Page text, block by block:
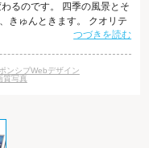
るのです。 四季の風景とそ
きゅんときます。 クオリテ
と、これは、小手先のデザ
るエフェクトも、とっても
そんなサイトです。 写真が
つづきを読む
ンシブWebデザイン
質写真